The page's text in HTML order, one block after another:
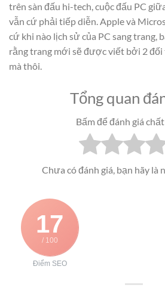
trên sàn đấu hi-tech, cuộc đấu PC
vẫn cứ phải tiếp diễn. Apple và
cứ khi nào lịch sử của PC sang trang,
rằng trang mới sẽ được viết bởi 2 đối
mà thôi.
Tổng quan
Bấm để đánh giá
Chưa có đánh giá, bạn hãy là
17
/ 100
Điểm SEO